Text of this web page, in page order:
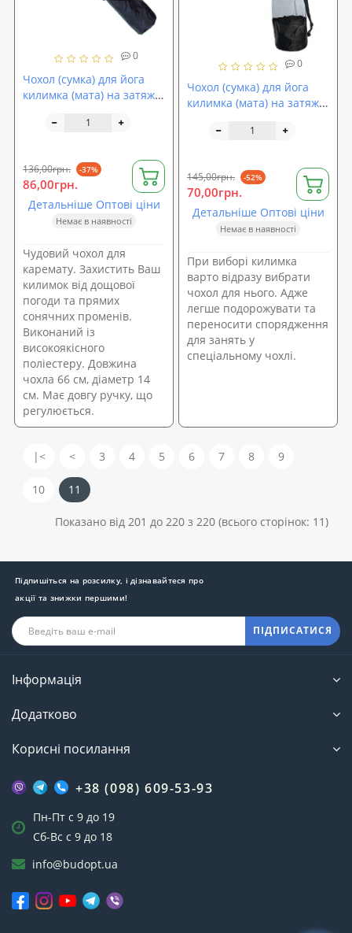
0
Чохол (сумка) для йога
килимка (мата) на затяжці
(MS 1500-1)
136,00грн. -37%
86,00грн.
Детальніше Оптові ціни
Немає в наявності
Чудовий чохол для
каремату. Захистить Ваш
килимок від дощової
погоди та прямих
сонячних променів.
Виконаний із
високоякісного
поліестеру. Довжина
чохла 66 см, діаметр 14
см. Має довгу ручку, що
регулюється.
0
Чохол (сумка) для йога
килимка (мата) на затяжці
145,00грн. -52%
70,00грн.
Детальніше Оптові ціни
Немає в наявності
При виборі килимка
варто відразу вибрати
чохол для нього. Адже
легше подорожувати та
переносити спорядження
для занять у
спеціальному чохлі.
|< < 3 4 5 6 7 8 9
10 11
Показано від 201 до 220 з 220 (всього сторінок: 11)
Підпишіться на розсилку, і дізнавайтеся про
акції та знижки першими!
ПІДПИСАТИСЯ
Інформація
Додатково
Корисні посилання
+38 (098) 609-53-93
Пн-Пт с 9 до 19
Сб-Вс с 9 до 18
info@budopt.ua